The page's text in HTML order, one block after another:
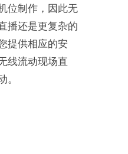
位制作，因此无
播还是更复杂的
提供相应的安
线流动现场直